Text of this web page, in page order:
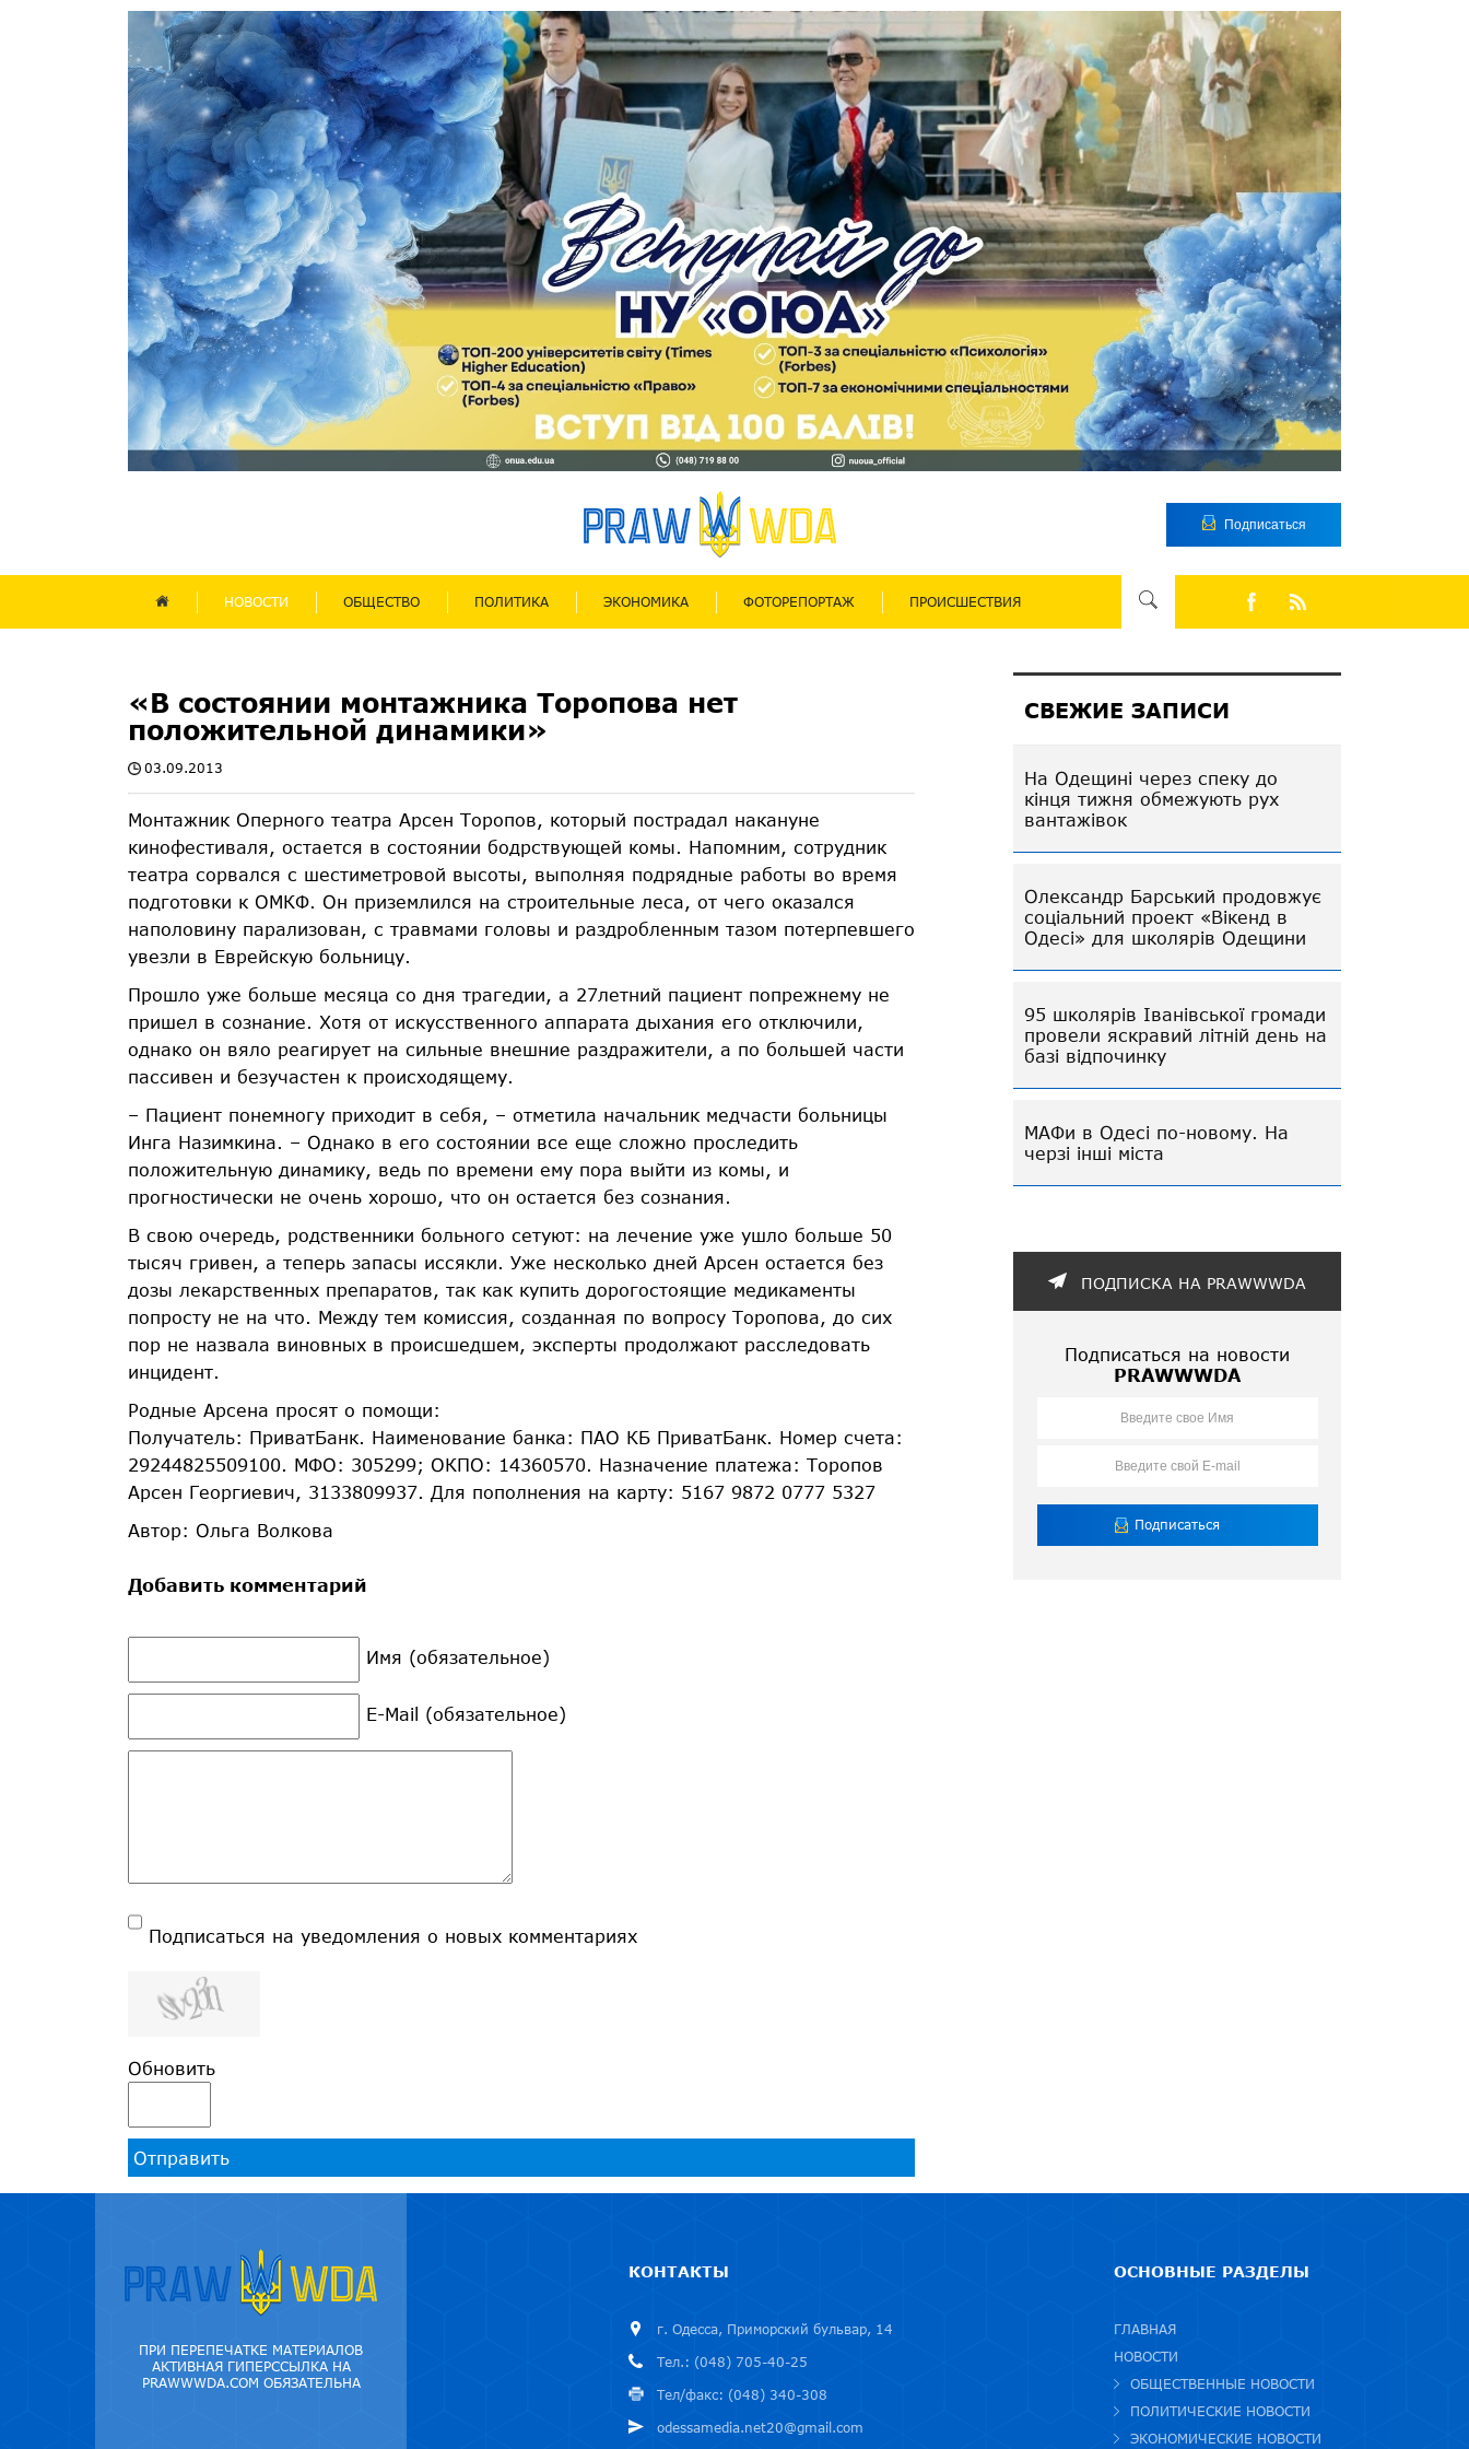
Подписаться
НОВОСТИ ОБЩЕСТВО ПОЛИТИКА ЭКОНОМИКА ФОТОРЕПОРТАЖ ПРОИСШЕСТВИЯ
«В состоянии монтажника Торопова нет
положительной динамики»
03.09.2013
Монтажник Оперного театра Арсен Торопов, который пострадал накануне
кинофестиваля, остается в состоянии бодрствующей комы. Напомним, сотрудник
театра сорвался с шестиметровой высоты, выполняя подрядные работы во время
подготовки к ОМКФ. Он приземлился на строительные леса, от чего оказался
наполовину парализован, с травмами головы и раздробленным тазом потерпевшего
увезли в Еврейскую больницу.
Прошло уже больше месяца со дня трагедии, а 27­летний пациент по­прежнему не
пришел в сознание. Хотя от искусственного аппарата дыхания его отключили,
однако он вяло реагирует на сильные внешние раздражители, а по большей части
пассивен и безучастен к происходящему.
– Пациент понемногу приходит в себя, – отметила начальник медчасти больницы
Инга Назимкина. – Однако в его состоянии все еще сложно проследить
положительную динамику, ведь по времени ему пора выйти из комы, и
прогностически не очень хорошо, что он остается без сознания.
В свою очередь, родственники больного сетуют: на лечение уже ушло больше 50
тысяч гривен, а теперь запасы иссякли. Уже несколько дней Арсен остается без
дозы лекарственных препаратов, так как купить дорогостоящие медикаменты
попросту не на что. Между тем комиссия, созданная по вопросу Торопова, до сих
пор не назвала виновных в происшедшем, эксперты продолжают расследовать
инцидент.
Родные Арсена просят о помощи:
Получатель: ПриватБанк. Наименование банка: ПАО КБ ПриватБанк. Номер счета:
29244825509100. МФО: 305299; ОКПО: 14360570. Назначение платежа: Торопов
Арсен Георгиевич, 3133809937. Для пополнения на карту: 5167 9872 0777 5327
Автор: Ольга Волкова
Добавить комментарий
Имя (обязательное)
E-Mail (обязательное)
Подписаться на уведомления о новых комментариях
Обновить
Отправить
СВЕЖИЕ ЗАПИСИ
На Одещині через спеку до
кінця тижня обмежують рух
вантажівок
Олександр Барський продовжує
соціальний проект «Вікенд в
Одесі» для школярів Одещини
95 школярів Іванівської громади
провели яскравий літній день на
базі відпочинку
МАФи в Одесі по-новому. На
черзі інші міста
ПОДПИСКА НА PRAWWWDA
Подписаться на новости
PRAWWWDA
ПРИ ПЕРЕПЕЧАТКЕ МАТЕРИАЛОВ
АКТИВНАЯ ГИПЕРССЫЛКА НА
PRAWWWDA.COM ОБЯЗАТЕЛЬНА
КОНТАКТЫ
г. Одесса, Приморский бульвар, 14
Тел.: (048) 705-40-25
Тел/факс: (048) 340-308
odessamedia.net20@gmail.com
ОСНОВНЫЕ РАЗДЕЛЫ
ГЛАВНАЯ
НОВОСТИ
ОБЩЕСТВЕННЫЕ НОВОСТИ
ПОЛИТИЧЕСКИЕ НОВОСТИ
ЭКОНОМИЧЕСКИЕ НОВОСТИ